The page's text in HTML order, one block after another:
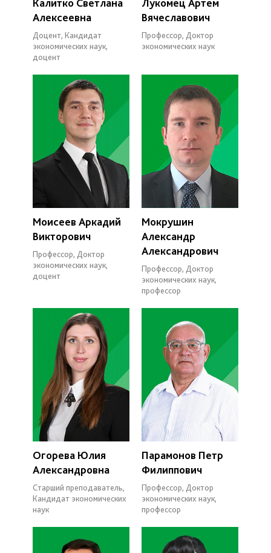
Алексеевна
Доцент, Кандидат
экономических наук,
доцент
Вячеславович
Профессор, Доктор
экономических наук
Моисеев Аркадий
Викторович
Профессор, Доктор
экономических наук,
доцент
Мокрушин
Александр
Александрович
Профессор, Доктор
экономических наук,
профессор
Огорева Юлия
Александровна
Старший преподаватель,
Кандидат экономических
наук
Парамонов Петр
Филиппович
Профессор, Доктор
экономических наук,
профессор